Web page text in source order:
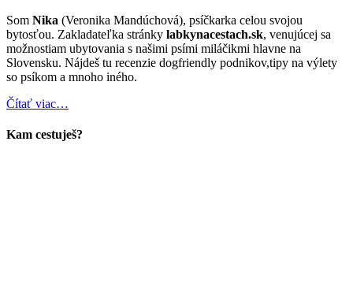
Som Nika (Veronika Mandúchová), psíčkarka celou svojou
bytosťou. Zakladateľka stránky labkynacestach.sk, venujúcej sa
možnostiam ubytovania s našimi psími miláčikmi hlavne na
Slovensku. Nájdeš tu recenzie dogfriendly podnikov,tipy na výlety
so psíkom a mnoho iného.
Čítať viac…
Kam cestuješ?